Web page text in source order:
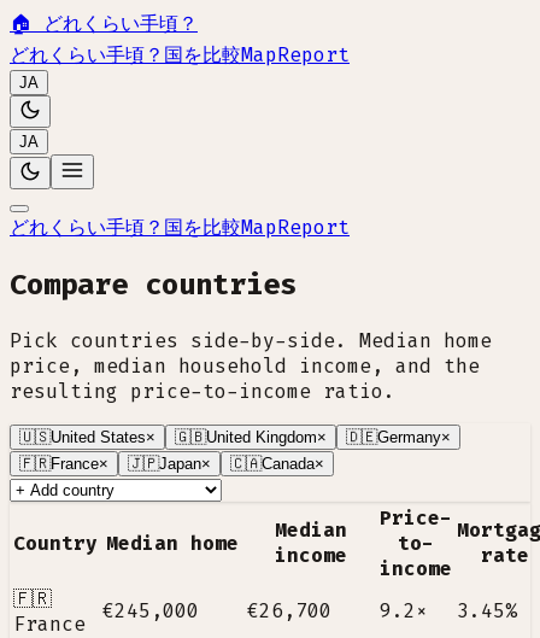
🏠 どれくらい手頃？
どれくらい手頃？ 国を比較MapReport
JA
JA
どれくらい手頃？ 国を比較MapReport
Compare countries
Pick countries side-by-side. Median home
price, median household income, and the
resulting price-to-income ratio.
🇺🇸United States× 🇬🇧United Kingdom× 🇩🇪Germany×
🇫🇷France× 🇯🇵Japan× 🇨🇦Canada×
Country Median home
Median
income
Price-
to-
income
rate
🇫🇷
France
€245,000 €26,700 9.2× 3.45%